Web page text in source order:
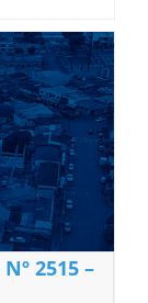
2515 –